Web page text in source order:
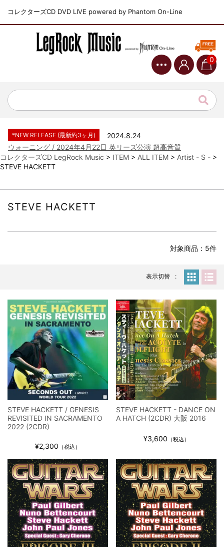
コレクターズCD DVD LIVE powered by Phantom On-Line
0
ジャーニー / 1979年5月8+9日 コロラド州 2公演 SBD 完全収録！
*NEW RELEASE (最新約3ヶ月)
2024.11.9
*NEW RELEASE (最新約3ヶ月)
2024.8.24
ウォーニング / 2024年4月22日 英リーズ公演 超高音質
IEM+Aud！
*NEW RELEASE (最新約3ヶ月)
収録！
*NEW RELEASE (最新約3ヶ月)
スコーピオンズ / 2024年6月15日 リスボン公演 FHD 完全収録！
マネスキン / 2024年6月9日 ドイツ ROCK AM RING 公演 FHD 完
リアム・ギャラガー / 2024年6月1日 英国シェフィールド公演 完
全収録！
*NEW RELEASE (最新約3ヶ月)
2024.6.9
メガデス / 2023年8月4日 ドイツ W.O.A. 公演 FHD 完全収録！
*NEW RELEASE (最新約3ヶ月)
2024.6.9
ユーライア・ヒープ / 2023年8月3日 ドイツ W.O.A. 公演 FHD 完
全収録！
*NEW RELEASE (最新約3ヶ月)
2024.6.9
ジャーニー / 1979年5月8+9日 コロラド州 2公演 SBD 完全収録！
*NEW RELEASE (最新約3ヶ月)
2024.11.9
NGHFB / 2024年7月28日 フジロック’24公演 超高音質AI-SBD！
ウォーニング / 2024年4月22日 英リーズ公演 超高音質
IEM+Aud！
*NEW RELEASE (最新約3ヶ月)
2024.6.24
ビリー・ジョエル / 2024年3月24日 100Aniv. 米M.S.G公演 完全
収録！
*NEW RELEASE (最新約3ヶ月)
2024.6.24
リアム・ギャラガー / 2024年6月3日 カーディフ公演 IEM/AUD 完
全収録！
*NEW RELEASE (最新約3ヶ月)
2024.6.24
コレクターズCD LegRock Music > ITEM > ALL ITEM > Artist - S - >
STEVE HACKETT
STEVE HACKETT
対象商品：5件
表示切替
STEVE HACKETT / GENESIS
REVISITED IN SACRAMENTO
2022 (2CDR)
¥2,300 （税込）
STEVE HACKETT - DANCE ON
A HATCH (2CDR) 大阪 2016
¥3,600 （税込）